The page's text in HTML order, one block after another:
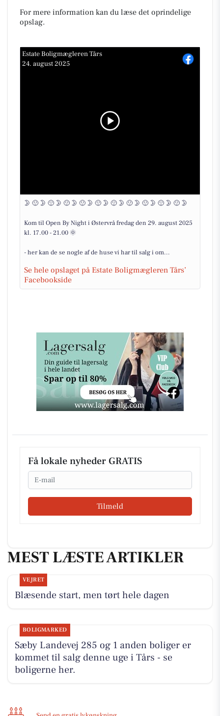
For mere information kan du læse det oprindelige
opslag.
Estate Boligmægleren Tårs
24. august 2025
🌛 🙂 🌛 🙂 🌛 🙂 🌛 🙂 🌛 🙂 🌛 🙂 🌛 🙂 🌛 🙂 🌛 🙂 🌛 🙂 🌛
Kom til Open By Night i Østervrå fredag den 29. august 2025
kl. 17.00 - 21.00 🌞
- her kan de se nogle af de huse vi har til salg i om...
Se hele opslaget på Estate Boligmægleren Tårs’
Facebookside
Få lokale nyheder GRATIS
Email
Tilmeld
MEST LÆSTE ARTIKLER
VEJRET
Blæsende start, men tørt hele dagen
BOLIGMARKED
Sæby Landevej 285 og 1 anden boliger er
kommet til salg denne uge i Tårs - se
boligerne her.